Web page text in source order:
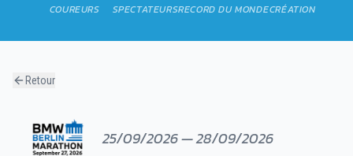
COUREURS SPECTATEURSRECORD DU MONDECRÉATION
Retour
25/09/2026 — 28/09/2026